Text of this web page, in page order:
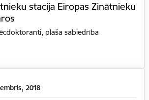
stacija Eiropas Zinātnieku
plaša sabiedrība
2018